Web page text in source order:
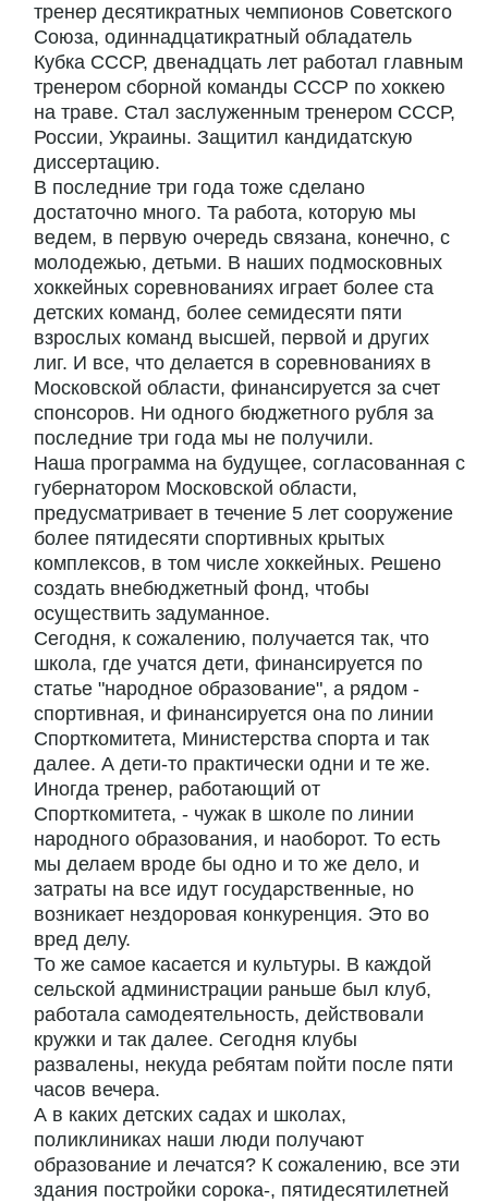
тренер десятикратных чемпионов Советского
Союза, одиннадцатикратный обладатель
Кубка СССР, двенадцать лет работал главным
тренером сборной команды СССР по хоккею
на траве. Стал заслуженным тренером СССР,
России, Украины. Защитил кандидатскую
диссертацию.
В последние три года тоже сделано
достаточно много. Та работа, которую мы
ведем, в первую очередь связана, конечно, с
молодежью, детьми. В наших подмосковных
хоккейных соревнованиях играет более ста
детских команд, более семидесяти пяти
взрослых команд высшей, первой и других
лиг. И все, что делается в соревнованиях в
Московской области, финансируется за счет
спонсоров. Ни одного бюджетного рубля за
последние три года мы не получили.
Наша программа на будущее, согласованная с
губернатором Московской области,
предусматривает в течение 5 лет сооружение
более пятидесяти спортивных крытых
комплексов, в том числе хоккейных. Решено
создать внебюджетный фонд, чтобы
осуществить задуманное.
Сегодня, к сожалению, получается так, что
школа, где учатся дети, финансируется по
статье "народное образование", а рядом -
спортивная, и финансируется она по линии
Спорткомитета, Министерства спорта и так
далее. А дети-то практически одни и те же.
Иногда тренер, работающий от
Спорткомитета, - чужак в школе по линии
народного образования, и наоборот. То есть
мы делаем вроде бы одно и то же дело, и
затраты на все идут государственные, но
возникает нездоровая конкуренция. Это во
вред делу.
То же самое касается и культуры. В каждой
сельской администрации раньше был клуб,
работала самодеятельность, действовали
кружки и так далее. Сегодня клубы
развалены, некуда ребятам пойти после пяти
часов вечера.
А в каких детских садах и школах,
поликлиниках наши люди получают
образование и лечатся? К сожалению, все эти
здания постройки сорока-, пятидесятилетней